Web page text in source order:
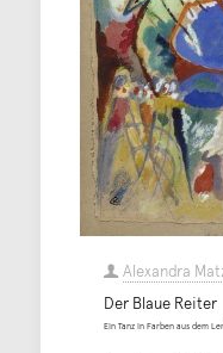
Alexandra
Der Blaue Reiter
Ein Tanz in Farben aus dem